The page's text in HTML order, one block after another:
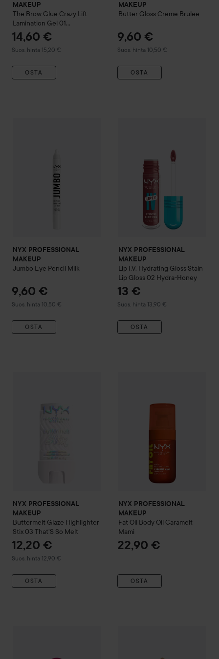
MAKEUP
The Brow Glue Crazy Lift
Lamination Gel 01
Transparent
14,60 €
Suos. hinta 15,20 €
Suositeltu hinta 15,20 €
OSTA
MAKEUP
Butter Gloss Creme Brulee
9,60 €
Suos. hinta 10,50 €
Suositeltu hinta 10,50 €
OSTA
NYX PROFESSIONAL
MAKEUP
Jumbo Eye Pencil Milk
9,60 €
Suos. hinta 10,50 €
Suositeltu hinta 10,50 €
OSTA
NYX PROFESSIONAL
MAKEUP
Lip I.V. Hydrating Gloss Stain
Lip Gloss 02 Hydra-Honey
13 €
Suos. hinta 13,90 €
Suositeltu hinta 13,90 €
OSTA
NYX PROFESSIONAL
MAKEUP
Buttermelt Glaze Highlighter
Stix 03 That'S So Melt
12,20 €
Suos. hinta 12,90 €
Suositeltu hinta 12,90 €
OSTA
NYX PROFESSIONAL
MAKEUP
Fat Oil Body Oil Caramelt
Mami
22,90 €
OSTA